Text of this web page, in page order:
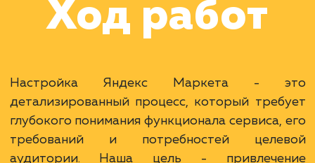
Раскладываем
услугу на пиксели
Преимущества